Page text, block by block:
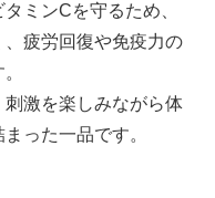
ミンCを守るため、
疲労回復や免疫力の
激を楽しみながら体
った一品です。